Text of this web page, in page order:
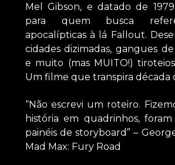
Mel Gibson, e datado de
para quem busca
apocalípticas à lá Fallout.
cidades dizimadas, gangues
e muito (mas MUITO!)
Um filme que transpira década
“Não escrevi um roteiro.
história em quadrinhos,
painéis de storyboard” –
Mad Max: Fury Road